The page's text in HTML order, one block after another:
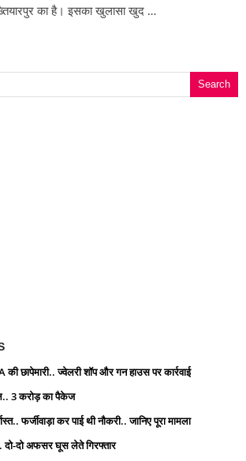
का है। इसका खुलासा खुद …
की छापेमारी.. ज्वेलरी शॉप और गन हाउस पर कार्रवाई
3 करोड़ का पैकेज
फर्जीवाड़ा कर पाई थी नौकरी.. जानिए पूरा मामला
दो अफसर घूस लेते गिरफ्तार